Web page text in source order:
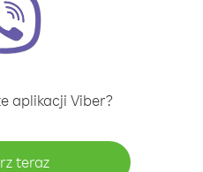
aplikacji Viber?
teraz